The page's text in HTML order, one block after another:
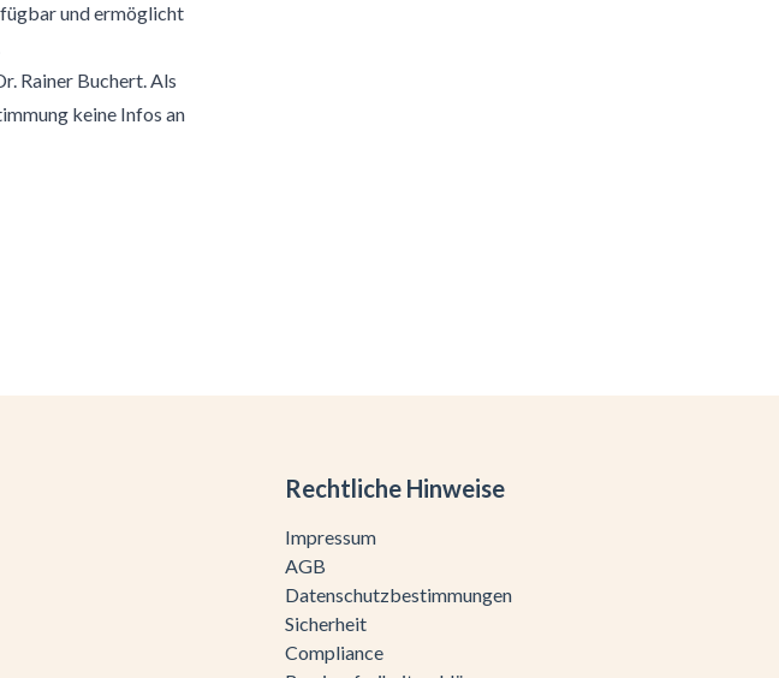
und ermöglicht
Rainer Buchert. Als
keine Infos an
Rechtliche Hinweise
Impressum
AGB
Datenschutzbestimmungen
Sicherheit
Compliance